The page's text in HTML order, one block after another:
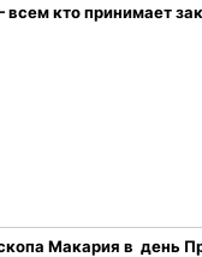
кто принимает
Макария в день